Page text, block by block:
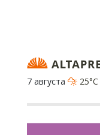
7 августа
25°C